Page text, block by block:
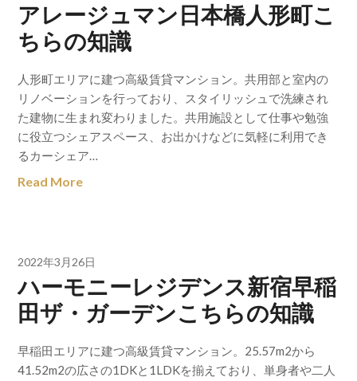
アレージュマン日本橋人形町こ
ちらの知識
人形町エリアに建つ高級賃貸マンション。共用部と室内の
リノベーションを行っており、スタイリッシュで洗練され
た建物に生まれ変わりました。共用施設として仕事や勉強
に役立つシェアスペース、お出かけなどに気軽に利用でき
るカーシェア…
Read More
2022年3月26日
ハーモニーレジデンス新宿早稲
田ザ・ガーデンこちらの知識
早稲田エリアに建つ高級賃貸マンション。25.57m2から
41.52m2の広さの1DKと1LDKを揃えており、単身者や二人